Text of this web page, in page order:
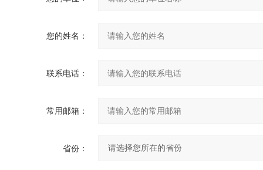
您的姓名：
联系电话：
常用邮箱：
省份：